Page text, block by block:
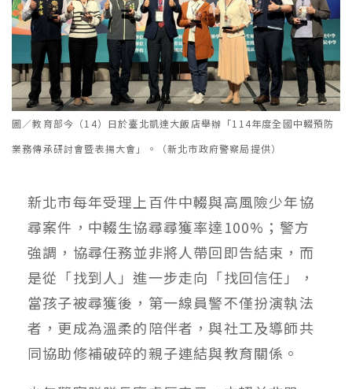
圖／教育部今（14）日於臺北凱達大飯店舉辦「114年度全國中輟預防
業務傳承研討會暨表揚大會」。（新北市政府警察局提供）
新北市每年受理上百件中輟與高風險少年協
尋案件，中輟生協尋尋獲率達100%；警方
強調，協尋任務並非將人帶回即告結束，而
是從「找到人」進一步走向「找回信任」，
當孩子被尋獲後，第一線員警不僅扮演執法
者，更成為溫柔的陪伴者，與社工及導師共
同協助修補破碎的親子連結與教育關係。